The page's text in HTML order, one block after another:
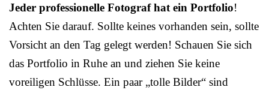
Jeder professionelle Fotograf hat ein Portfolio!
Achten Sie darauf. Sollte keines vorhanden sein, sollte
Vorsicht an den Tag gelegt werden! Schauen Sie sich
das Portfolio in Ruhe an und ziehen Sie keine
voreiligen Schlüsse. Ein paar „tolle Bilder“ sind